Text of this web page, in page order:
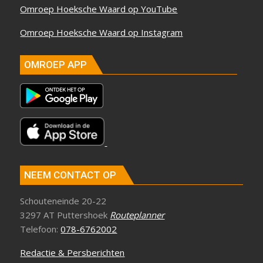
Omroep Hoeksche Waard op YouTube
Omroep Hoeksche Waard op Instagram
OMROEP APP
NEEM CONTACT OP
Schouteneinde 20-22
3297 AT Puttershoek Routeplanner
Telefoon:078-6762002
Redactie & Persberichten